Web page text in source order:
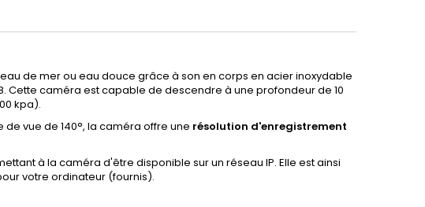
de mer ou eau douce grâce à son en corps en acier inoxydable
Cette caméra est capable de descendre à une profondeur de 10
kpa).
de vue de 140°, la caméra offre une résolution d'enregistrement
à la caméra d'être disponible sur un réseau IP. Elle est ainsi
votre ordinateur (fournis).